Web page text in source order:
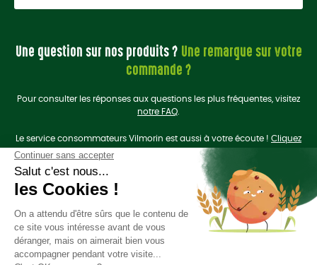
Une question sur nos produits ? Une remarque sur votre
commande ?
Pour consulter les réponses aux questions les plus fréquentes, visitez
notre FAQ
Le service consommateurs Vilmorin est aussi à votre écoute ! Cliquez
pour nous contacter.
On se retrouve sur les réseaux sociaux?
Liens utiles